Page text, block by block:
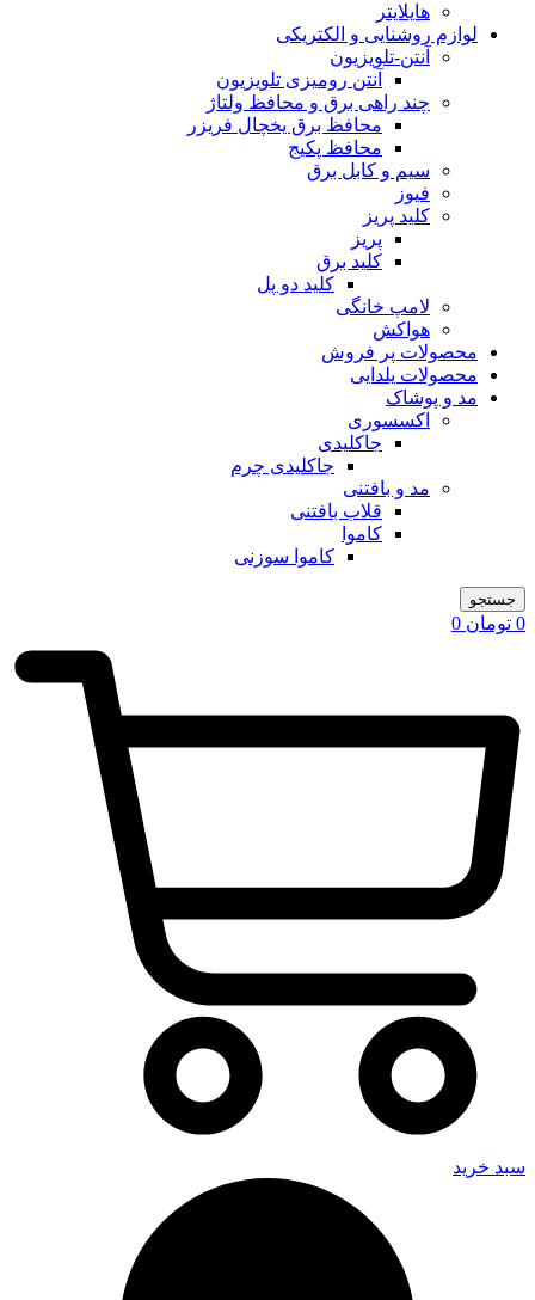
هایلایتر
لوازم روشنایی و الکتریکی
آنتن-تلویزیون
آنتن رومیزی تلویزیون
چند راهی برق و محافظ ولتاژ
محافظ برق یخچال فریزر
محافظ پکیج
سیم و کابل برق
فیوز
کلید پریز
پریز
کلید برق
کلید دو پل
لامپ خانگی
هواکش
محصولات پر فروش
محصولات یلدایی
مد و پوشاک
اکسسوری
جاکلیدی
جاکلیدی چرم
مد و بافتنی
قلاب بافتنی
کاموا
کاموا سوزنی
جستجو
0 تومان 0
سبد خرید